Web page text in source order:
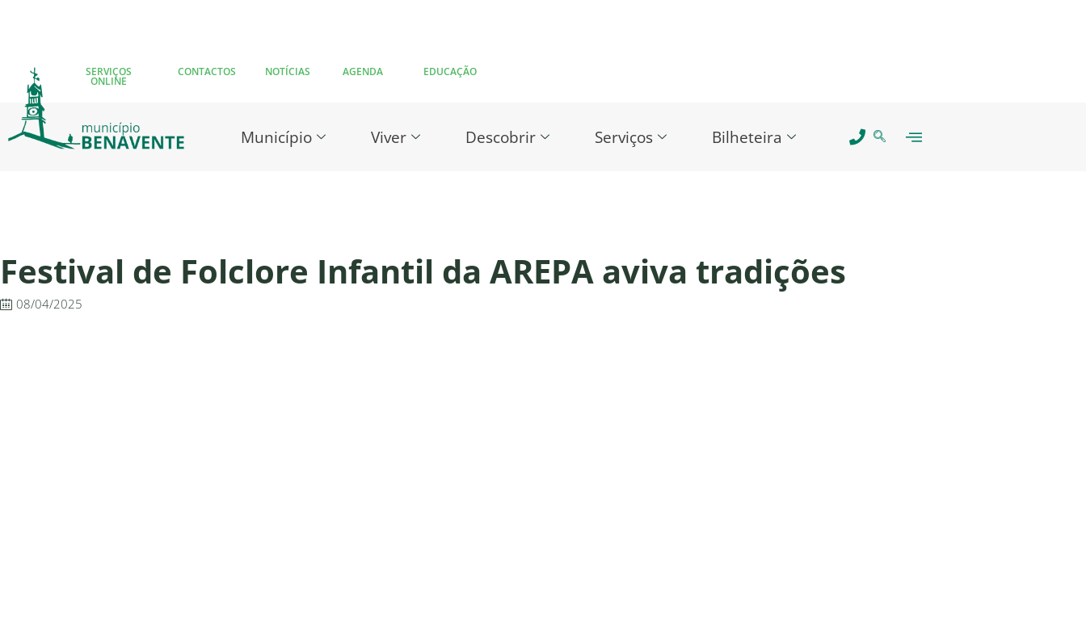
SERVIÇOS
ONLINE
CONTACTOS NOTÍCIAS AGENDA EDUCAÇÃO
Município Viver Descobrir Serviços Bilheteira
Festival de Folclore Infantil da AREPA aviva tradições
08/04/2025